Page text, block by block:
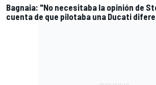
Bagnaia: "No necesitaba la opinión de
cuenta de que pilotaba una Ducati